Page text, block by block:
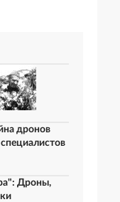
дронов
Дроны,